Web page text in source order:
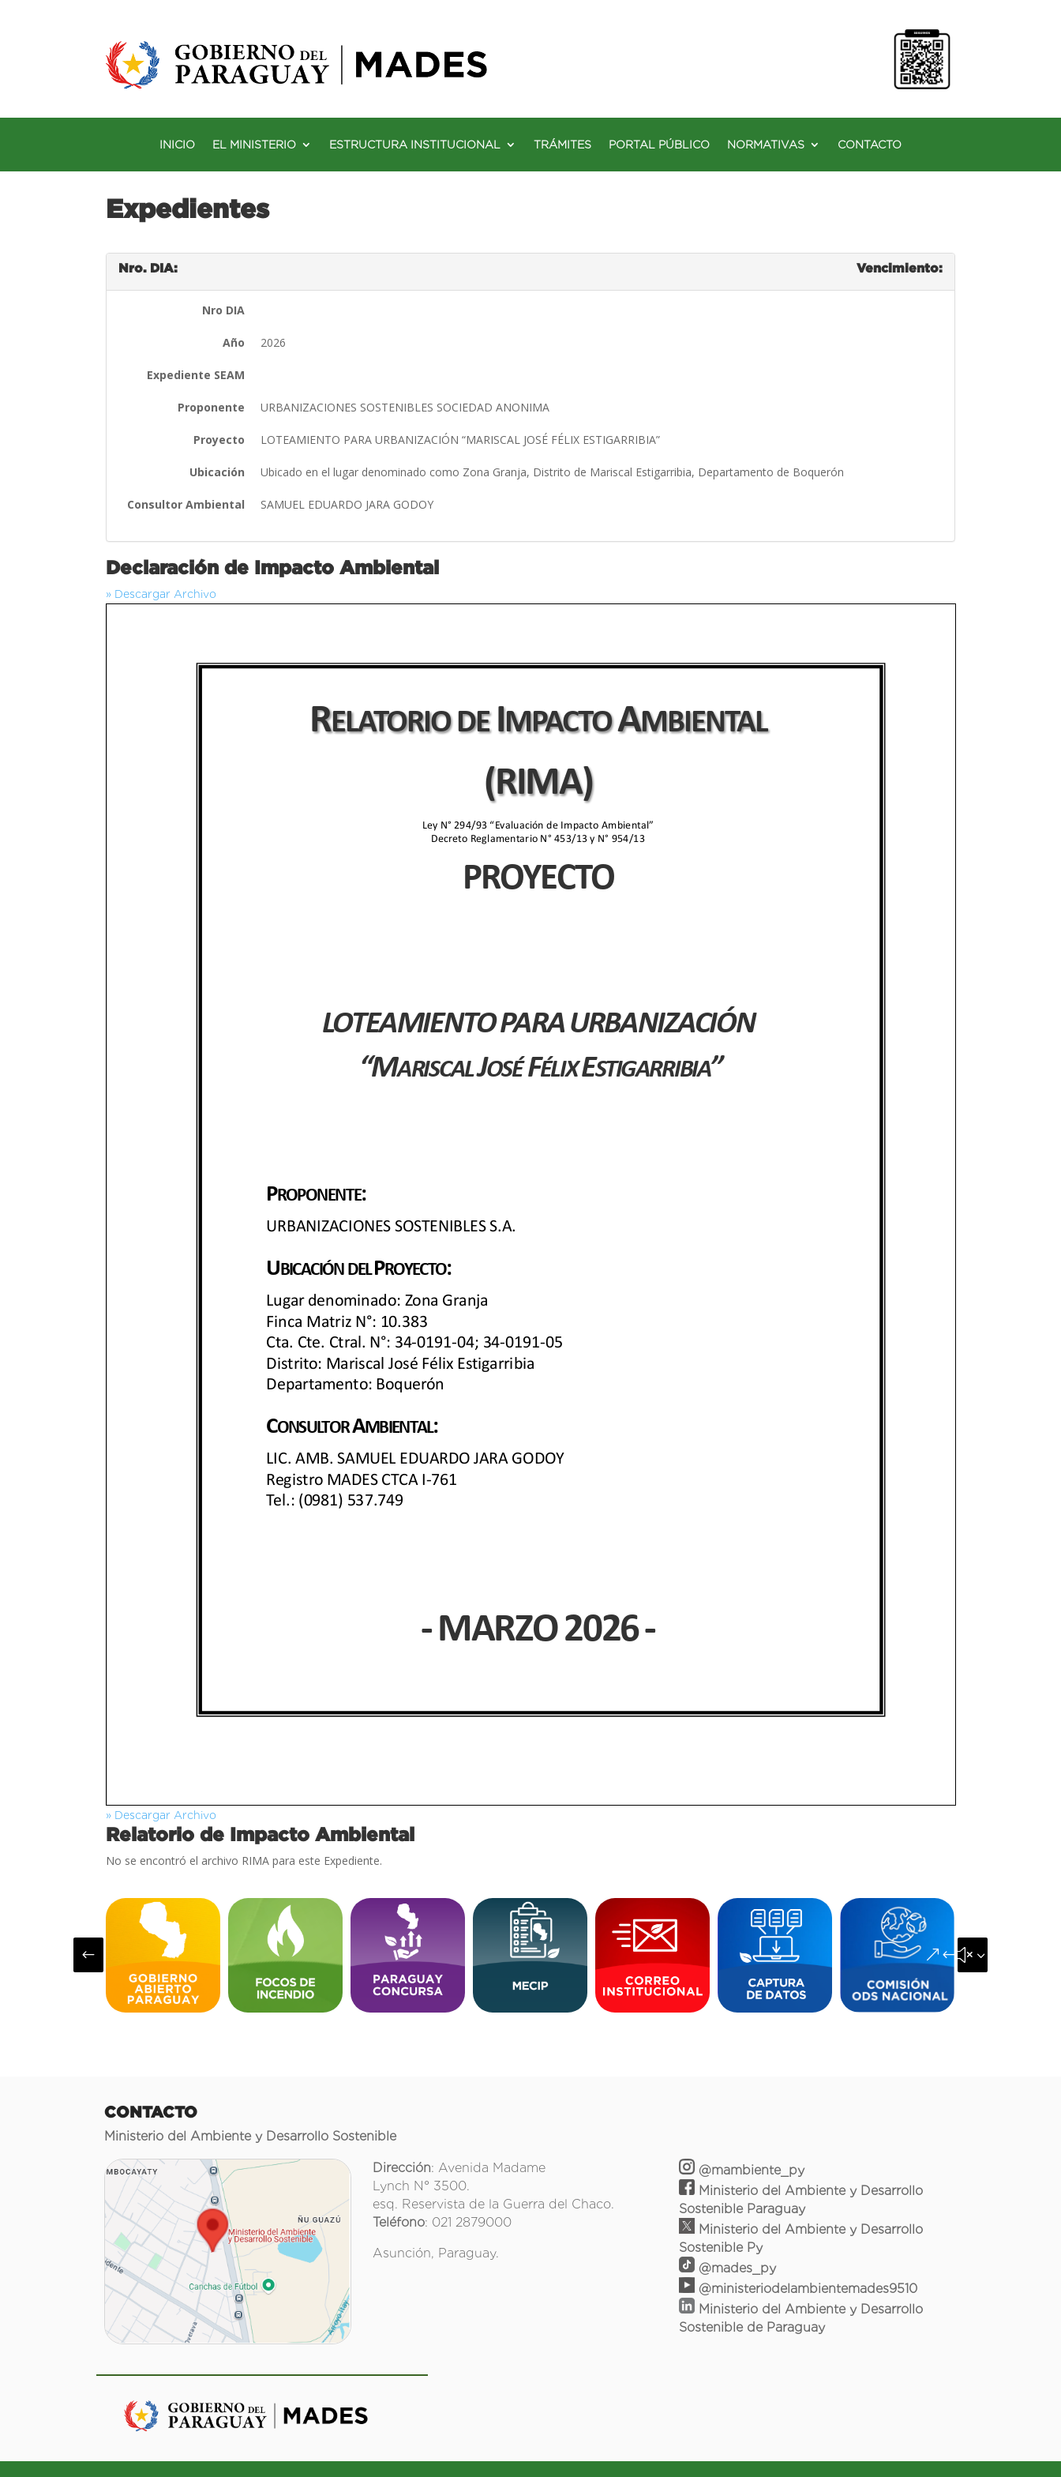
INICIO EL MINISTERIO ESTRUCTURA INSTITUCIONAL TRÁMITES PORTAL PÚBLICO NORMATIVAS CONTACTO
Expedientes
Nro. DIA: Vencimiento:
Nro DIA
Año 2026
Expediente SEAM
Proponente URBANIZACIONES SOSTENIBLES SOCIEDAD ANONIMA
Proyecto LOTEAMIENTO PARA URBANIZACIÓN “MARISCAL JOSÉ FÉLIX ESTIGARRIBIA”
Ubicación Ubicado en el lugar denominado como Zona Granja, Distrito de Mariscal Estigarribia, Departamento de Boquerón
Consultor Ambiental SAMUEL EDUARDO JARA GODOY
Declaración de Impacto Ambiental
» Descargar Archivo
» Descargar Archivo
Relatorio de Impacto Ambiental
No se encontró el archivo RIMA para este Expediente.
# &#x35;
CONTACTO
Ministerio del Ambiente y Desarrollo Sostenible
Dirección: Avenida Madame
Lynch N° 3500.
esq. Reservista de la Guerra del Chaco.
Teléfono: 021 2879000
Asunción, Paraguay.
@mambiente_py
Ministerio del Ambiente y Desarrollo
Sostenible Paraguay
Ministerio del Ambiente y Desarrollo
Sostenible Py
@mades_py
@ministeriodelambientemades9510
Ministerio del Ambiente y Desarrollo
Sostenible de Paraguay